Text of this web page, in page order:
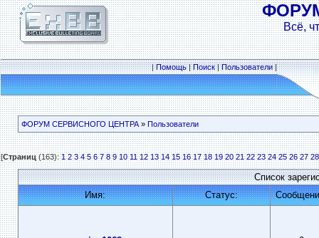
Всё,
|Помощь|Поиск|Пользователи|
ФОРУМ СЕРВИСНОГО ЦЕНТРА» Пользователи
[Страниц(163):1 2 3 4 5 6 7 8 9 10 11 12 13 14 15 16 17 18 19 20 21 22 23 24 25 26 27 28
Список
Имя:
Статус: